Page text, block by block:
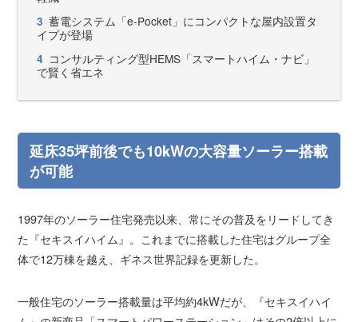
3 蓄電システム「e-Pocket」にコンパクトな屋内設置タ
イプが登場
4 コンサルティング型HEMS「スマートハイム・ナビ」
で賢く省エネ
延床35坪前後でも10kWの大容量ソーラー搭載
が可能
1997年のソーラー住宅発売以来、常にその普及をリードしてき
た『セキスイハイム』。これまでに搭載した住宅はグループ全
体で12万棟を越え、ギネス世界記録を更新した。
一般住宅のソーラー搭載量は平均約4kWだが、『セキスイハイ